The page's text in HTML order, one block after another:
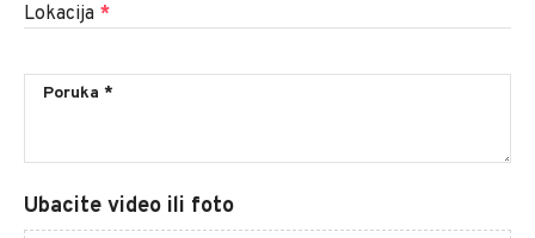
Lokacija *
Ubacite video ili foto